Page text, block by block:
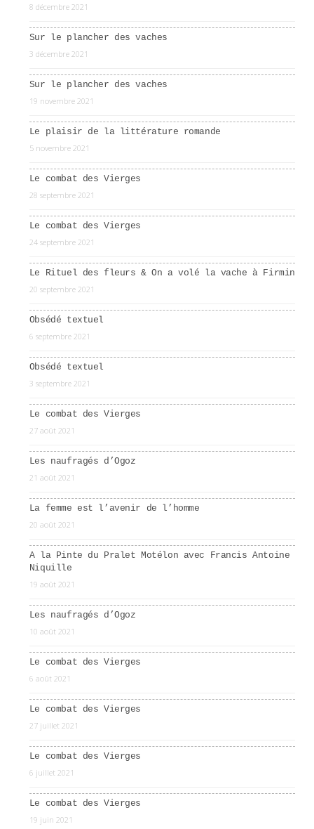
8 décembre 2021
Sur le plancher des vaches
3 décembre 2021
Sur le plancher des vaches
19 novembre 2021
Le plaisir de la littérature romande
5 novembre 2021
Le combat des Vierges
28 septembre 2021
Le combat des Vierges
24 septembre 2021
Le Rituel des fleurs & On a volé la vache à Firmin
20 septembre 2021
Obsédé textuel
6 septembre 2021
Obsédé textuel
3 septembre 2021
Le combat des Vierges
27 août 2021
Les naufragés d’Ogoz
21 août 2021
La femme est l’avenir de l’homme
20 août 2021
A la Pinte du Pralet Motélon avec Francis Antoine
Niquille
19 août 2021
Les naufragés d’Ogoz
10 août 2021
Le combat des Vierges
6 août 2021
Le combat des Vierges
27 juillet 2021
Le combat des Vierges
6 juillet 2021
Le combat des Vierges
19 juin 2021